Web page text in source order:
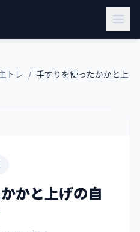
トレ / 手すりを使ったかかと上
かと上げの自